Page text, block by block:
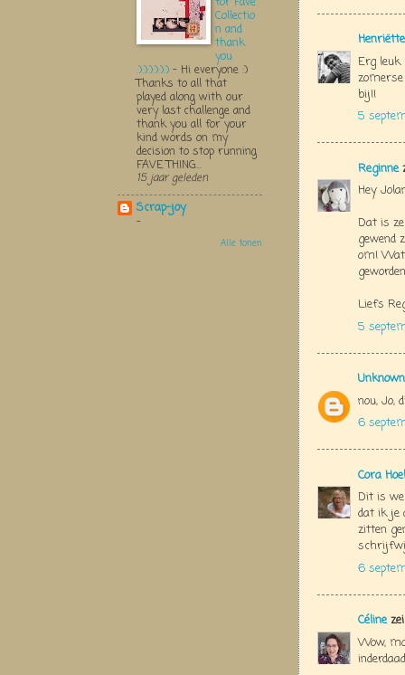
Henriëtte
Erg leuk
bij!!
5
Reginne
Hey
Dat is
gewend
om!
Liefs
5
Unknown
nou, Jo,
6
Cora
Dit is
dat ik je
zitten
6
Célinezei
Wow,
Collectio
n and
thank
you
:):):):):):) - Hi everyone :)
Thanks to all that
played along with our
very last challenge and
thank you all for your
kind words on my
decision to stop running
FAVE THING...
15 jaar geleden
Scrap-joy
-
Alle tonen